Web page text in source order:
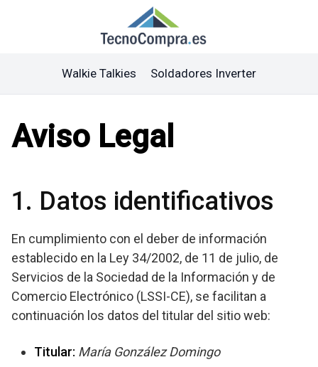
Walkie Talkies Soldadores Inverter
Aviso Legal
1. Datos identificativos
En cumplimiento con el deber de información
establecido en la Ley 34/2002, de 11 de julio, de
Servicios de la Sociedad de la Información y de
Comercio Electrónico (LSSI-CE), se facilitan a
continuación los datos del titular del sitio web:
Titular: María González Domingo